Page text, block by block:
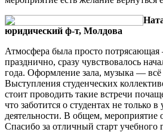
юридический ф-т, Молдова
Атмосфера была просто потрясающая
празднично, сразу чувствовалось
года. Оформление зала, музыка —
Выступления студенческих
стоит проводить такие встречи
что заботится о студентах не только
деятельности. В общем, мероприятие
Спасибо за отличный старт учебного